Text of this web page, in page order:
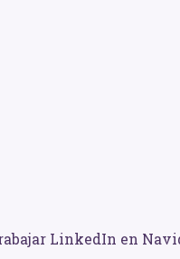
LinkedIn en